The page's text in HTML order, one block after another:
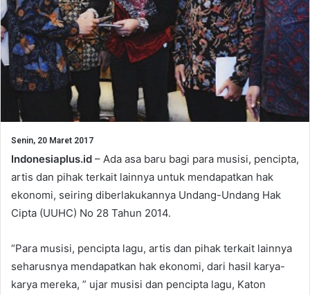
Senin, 20 Maret 2017
Indonesiaplus.id – Ada asa baru bagi para musisi, pencipta,
artis dan pihak terkait lainnya untuk mendapatkan hak
ekonomi, seiring diberlakukannya Undang-Undang Hak
Cipta (UUHC) No 28 Tahun 2014.
“Para musisi, pencipta lagu, artis dan pihak terkait lainnya
seharusnya mendapatkan hak ekonomi, dari hasil karya-
karya mereka, ” ujar musisi dan pencipta lagu, Katon